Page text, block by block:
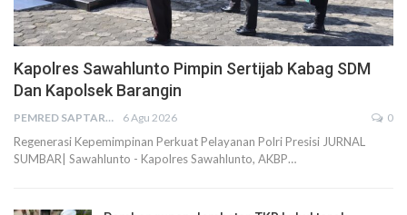
Kapolres Sawahlunto Pimpin Sertijab Kabag SDM
Dan Kapolsek Barangin
PEMRED SAPTARIUS 6 Agu 2026 0
Regenerasi Kepemimpinan Perkuat Pelayanan Polri Presisi JURNAL
SUMBAR| Sawahlunto - Kapolres Sawahlunto, AKBP…